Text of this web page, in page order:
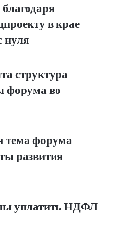
в крае
нуля
структура
форума во
тема форума
развития
уплатить НДФЛ